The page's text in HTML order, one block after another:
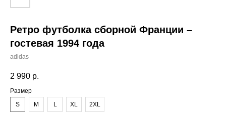
Ретро футболка сборной Франции –
гостевая 1994 года
adidas
2 990 р.
Размер
S
M L XL 2XL